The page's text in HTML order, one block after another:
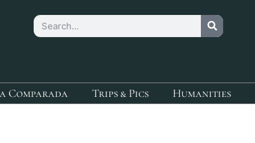
Comparada Trips & Pics Humanities